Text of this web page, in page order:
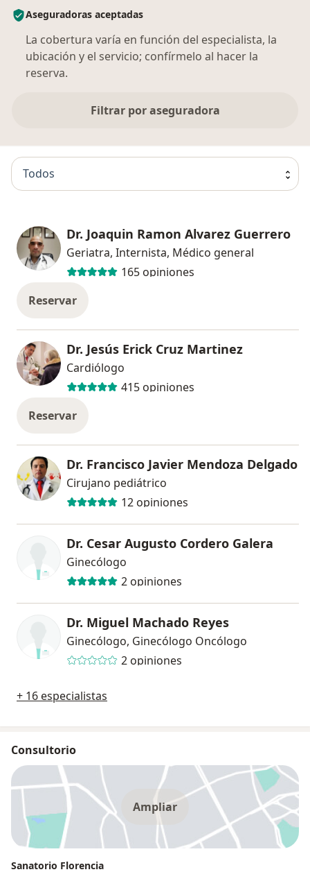
Aseguradoras aceptadas
La cobertura varía en función del especialista, la
ubicación y el servicio; confírmelo al hacer la
reserva.
Filtrar por aseguradora
Todos
Dr. Joaquin Ramon Alvarez Guerrero
Geriatra, Internista, Médico general
165 opiniones
Reservar
Dr. Jesús Erick Cruz Martinez
Cardiólogo
415 opiniones
Reservar
Dr. Francisco Javier Mendoza Delgado
Cirujano pediátrico
12 opiniones
Dr. Cesar Augusto Cordero Galera
Ginecólogo
2 opiniones
Dr. Miguel Machado Reyes
Ginecólogo, Ginecólogo Oncólogo
2 opiniones
+ 16 especialistas
Consultorio
Ampliar
Sanatorio Florencia